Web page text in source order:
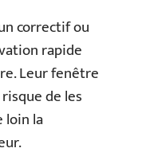
correctif ou
rapide
Leur fenêtre
de les
loin la